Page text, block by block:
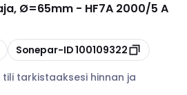
Ø=65mm - HF7A 2000/5 A
Kopioi
Sonepar-ID100109322
tarkistaaksesi hinnan ja